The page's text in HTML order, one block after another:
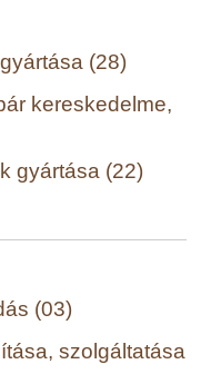
(28)
kereskedelme,
gyártása (22)
(03)
szolgáltatása